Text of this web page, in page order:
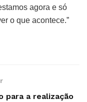
agora e só
o que acontece.”
para a realização